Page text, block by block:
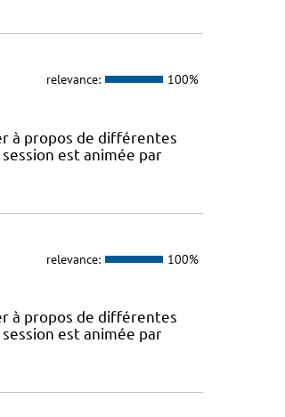
relevance: 100%
à propos de différentes
est animée par
relevance: 100%
à propos de différentes
est animée par